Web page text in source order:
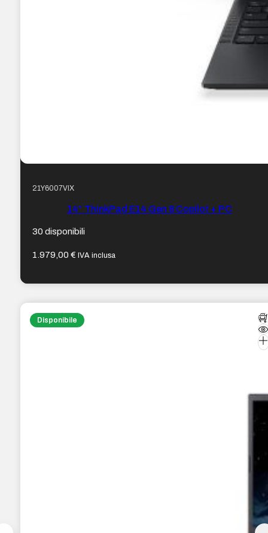
21Y6007VIX
14” ThinkPad E14 Gen 8 Copilot + PC
30 disponibili
1.979,00€ IVA inclusa
Disponibile